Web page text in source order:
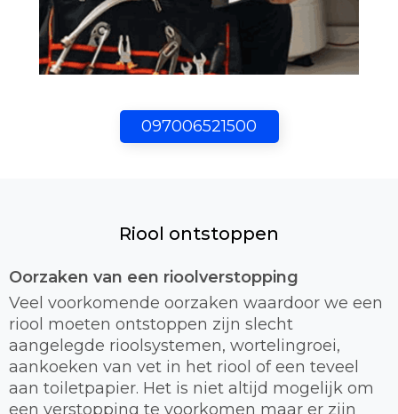
097006521500
Riool ontstoppen
Oorzaken van een rioolverstopping
Veel voorkomende oorzaken waardoor we een
riool moeten ontstoppen zijn slecht
aangelegde rioolsystemen, wortelingroei,
aankoeken van vet in het riool of een teveel
aan toiletpapier. Het is niet altijd mogelijk om
een verstopping te voorkomen maar er zijn